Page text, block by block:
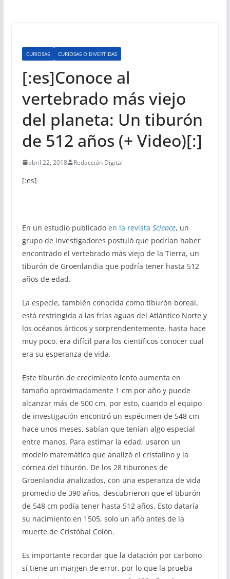
CURIOSAS CURIOSAS O DIVERTIDAS
[:es]Conoce al
vertebrado más viejo
del planeta: Un tiburón
de 512 años (+ Video)[:]
abril 22, 2018 Redacción Digital
[:es]
En un estudio publicado en la revista Science, un
grupo de investigadores postuló que podrían haber
encontrado el vertebrado más viejo de la Tierra, un
tiburón de Groenlandia que podría tener hasta 512
años de edad.
La especie, también conocida como tiburón boreal,
está restringida a las frías aguas del Atlántico Norte y
los océanos árticos y sorprendentemente, hasta hace
muy poco, era difícil para los científicos conocer cual
era su esperanza de vida.
Este tiburón de crecimiento lento aumenta en
tamaño aproximadamente 1 cm por año y puede
alcanzar más de 500 cm, por esto, cuando el equipo
de investigación encontró un espécimen de 548 cm
hace unos meses, sabían que tenían algo especial
entre manos. Para estimar la edad, usaron un
modelo matemático que analizó el cristalino y la
córnea del tiburón. De los 28 tiburones de
Groenlandia analizados, con una esperanza de vida
promedio de 390 años, descubrieron que el tiburón
de 548 cm podía tener hasta 512 años. Esto dataría
su nacimiento en 1505, solo un año antes de la
muerte de Cristóbal Colón.
Es importante recordar que la datación por carbono
sí tiene un margen de error, por lo que la prueba